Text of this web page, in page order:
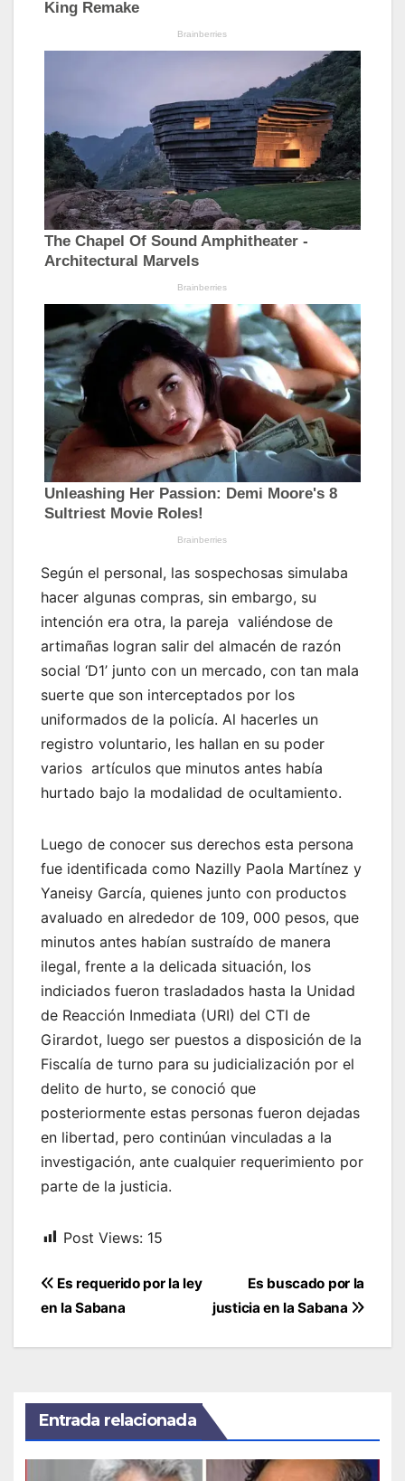
Según el personal, las sospechosas simulaba
hacer algunas compras, sin embargo, su
intención era otra, la pareja valiéndose de
artimañas logran salir del almacén de razón
social ‘D1’ junto con un mercado, con tan mala
suerte que son interceptados por los
uniformados de la policía. Al hacerles un
registro voluntario, les hallan en su poder
varios artículos que minutos antes había
hurtado bajo la modalidad de ocultamiento.
Luego de conocer sus derechos esta persona
fue identificada como Nazilly Paola Martínez y
Yaneisy García, quienes junto con productos
avaluado en alrededor de 109, 000 pesos, que
minutos antes habían sustraído de manera
ilegal, frente a la delicada situación, los
indiciados fueron trasladados hasta la Unidad
de Reacción Inmediata (URI) del CTI de
Girardot, luego ser puestos a disposición de la
Fiscalía de turno para su judicialización por el
delito de hurto, se conoció que
posteriormente estas personas fueron dejadas
en libertad, pero continúan vinculadas a la
investigación, ante cualquier requerimiento por
parte de la justicia.
Post Views: 15
Navegación
de
Es buscado por la
justicia en la Sabana
Es requerido por la ley
en la Sabana
Entrada relacionada